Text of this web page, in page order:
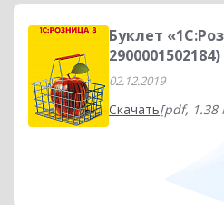
Буклет
2900001502184)
02.12.2019
Скачать[pdf, 1.38